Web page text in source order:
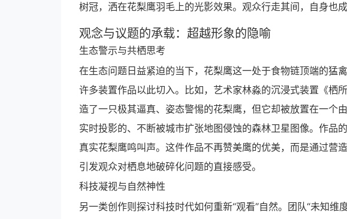
树冠，洒在花梨鹰羽毛上的光影效果。观众行走其间，自身也
观念与议题的承载：超越形象的隐喻
生态警示与共栖思考
在生态问题日益紧迫的当下，花梨鹰这一处于食物链顶端的猛
许多装置作品以此切入。比如，艺术家林淼的沉浸式装置《栖
造了一只极其逼真、姿态警惕的花梨鹰，但它却被放置在一个
实时投影的、不断被城市扩张地图侵蚀的森林卫星图像。作品
真实花梨鹰鸣叫声。这件作品不再赞美鹰的优美，而是通过营
引发观众对栖息地破碎化问题的直接感受。
科技凝视与自然神性
另一类创作则探讨科技时代如何重新“观看”自然。团队“未知